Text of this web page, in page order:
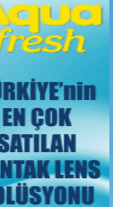
Trafik
Süper
Tüm
Son
Haber